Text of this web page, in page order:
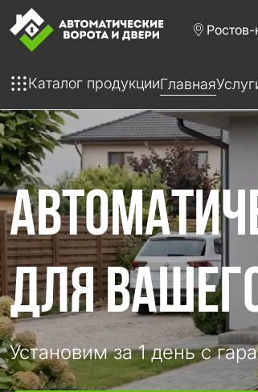
Каталог продукцииГлавная
ДЛЯ
Установим за 1 день с